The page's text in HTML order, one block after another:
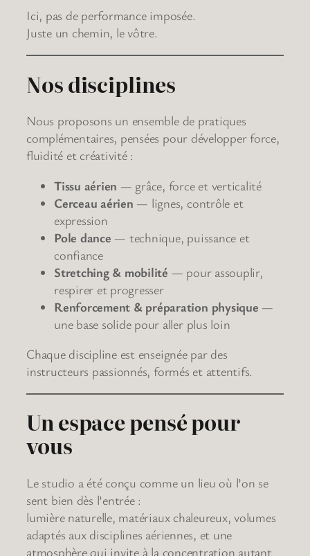
Ici, pas de performance imposée.
Juste un chemin, le vôtre.
Nos disciplines
Nous proposons un ensemble de pratiques
complémentaires, pensées pour développer force,
fluidité et créativité :
Tissu aérien — grâce, force et verticalité
Cerceau aérien — lignes, contrôle et
expression
Pole dance — technique, puissance et
confiance
Stretching & mobilité — pour assouplir,
respirer et progresser
Renforcement & préparation physique —
une base solide pour aller plus loin
Chaque discipline est enseignée par des
instructeurs passionnés, formés et attentifs.
Un espace pensé pour
vous
Le studio a été conçu comme un lieu où l’on se
sent bien dès l’entrée :
lumière naturelle, matériaux chaleureux, volumes
adaptés aux disciplines aériennes, et une
atmosphère qui invite à la concentration autant